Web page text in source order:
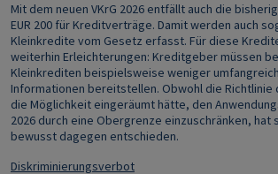
Mit dem neuen VKrG 2026 entfällt auch die
EUR 200 für Kreditverträge. Damit werden auch
Kleinkredite vom Gesetz erfasst. Für diese
weiterhin Erleichterungen: Kreditgeber müssen
Kleinkrediten beispielsweise weniger
Informationen bereitstellen. Obwohl die
die Möglichkeit eingeräumt hätte, den
2026 durch eine Obergrenze einzuschränken, hat
bewusst dagegen entschieden.
Diskriminierungsverbot